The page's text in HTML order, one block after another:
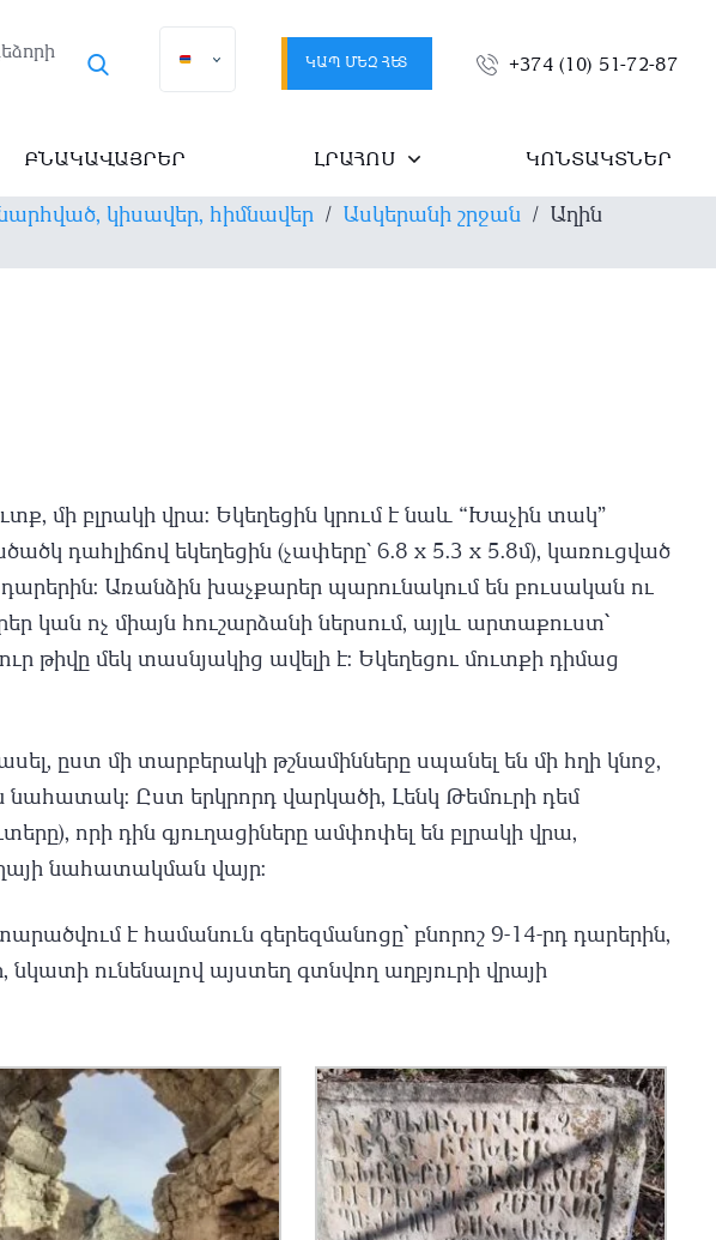
ԿԱՊ ՄԵԶ ՀԵՏ +374 (10) 51-72-87
ԲՆԱԿԱՎԱՅՐԵՐ ԼՐԱՀՈՍ ԿՈՆՏԱԿՏՆԵՐ
կիսավեր, հիմնավեր / Ասկերանի շրջան / Աղին
մի բլրակի վրա: Եկեղեցին կրում է նաև “Խաչին տակ”
դահլիճով եկեղեցին (չափերը` 6.8 x 5.3 x 5.8մ), կառուցված
Առանձին խաչքարեր պարունակում են բուսական ու
կան ոչ միայն հուշարձանի ներսում, այլև արտաքուստ՝
մեկ տասնյակից ավելի է: Եկեղեցու մուտքի դիմաց
ըստ մի տարբերակի թշնամինները սպանել են մի հղի կնոջ,
նահատակ: Ըստ երկրորդ վարկածի, Լենկ Թեմուրի դեմ
որի դին գյուղացիները ամփոփել են բլրակի վրա,
նահատակման վայր:
է համանուն գերեզմանոցը՝ բնորոշ 9-14-րդ դարերին,
նկատի ունենալով այստեղ գտնվող աղբյուրի վրայի